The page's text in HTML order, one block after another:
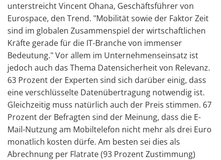
unterstreicht Vincent Ohana, Geschäftsführer von
Eurospace, den Trend. "Mobilität sowie der Faktor Zeit
sind im globalen Zusammenspiel der wirtschaftlichen
Kräfte gerade für die IT-Branche von immenser
Bedeutung." Vor allem im Unternehmenseinsatz ist
jedoch auch das Thema Datensicherheit von Relevanz.
63 Prozent der Experten sind sich darüber einig, dass
eine verschlüsselte Datenübertragung notwendig ist.
Gleichzeitig muss natürlich auch der Preis stimmen. 67
Prozent der Befragten sind der Meinung, dass die E-
Mail-Nutzung am Mobiltelefon nicht mehr als drei Euro
monatlich kosten dürfe. Am besten sei dies als
Abrechnung per Flatrate (93 Prozent Zustimmung)